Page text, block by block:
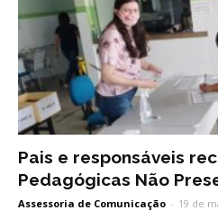
Pais e responsáveis
Pedagógicas Não
Assessoria de Comunicação - 19 de